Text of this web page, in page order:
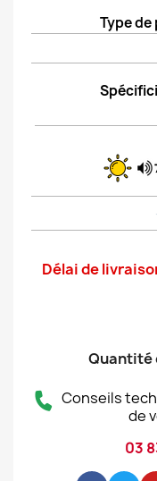
Type de
Délai de
Quantité
Conseils
de
03